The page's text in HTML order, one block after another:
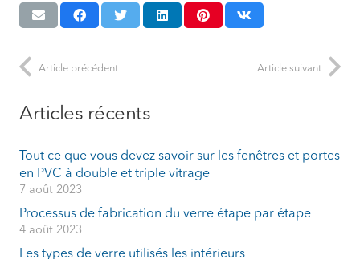
Article précédent Article suivant
Articles récents
Tout ce que vous devez savoir sur les fenêtres et portes
en PVC à double et triple vitrage
7 août 2023
Processus de fabrication du verre étape par étape
4 août 2023
Les types de verre utilisés les intérieurs